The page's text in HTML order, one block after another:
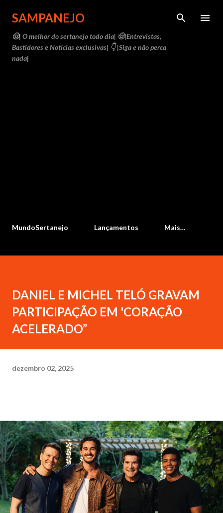
Pular para o conteúdo principal
SAMPANEJO
🤠| O melhor do sertanejo todo dia| 🤠|Entrevistas,
Bastidores e Notícias exclusivas| 👇 |Siga e não perca
nada|
MundoSertanejo Lançamentos Mais…
DANIEL E MICHEL TELÓ GRAVAM
PARTICIPAÇÃO EM 'CORAÇÃO
ACELERADO”
dezembro 02, 2025